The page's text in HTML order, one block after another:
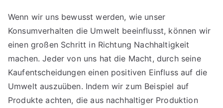
Wenn wir uns bewusst werden, wie unser
Konsumverhalten die Umwelt beeinflusst, können wir
einen großen Schritt in Richtung Nachhaltigkeit
machen. Jeder von uns hat die Macht, durch seine
Kaufentscheidungen einen positiven Einfluss auf die
Umwelt auszuüben. Indem wir zum Beispiel auf
Produkte achten, die aus nachhaltiger Produktion